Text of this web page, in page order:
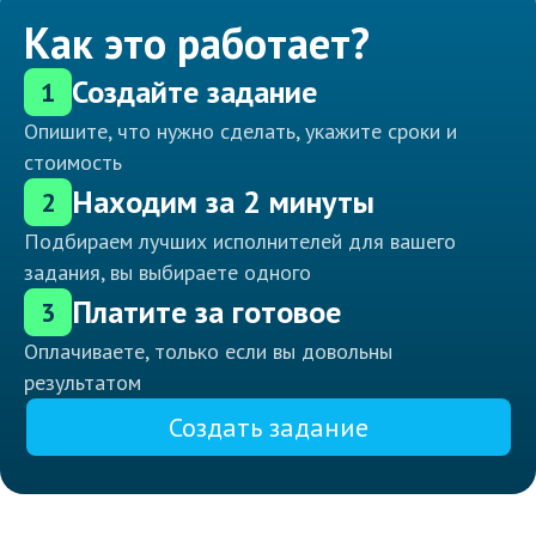
Как это работает?
1 Создайте задание
Опишите, что нужно сделать, укажите сроки и
стоимость
2 Находим за 2 минуты
Подбираем лучших исполнителей для вашего
задания, вы выбираете одного
3 Платите за готовое
Оплачиваете, только если вы довольны
результатом
Создать задание